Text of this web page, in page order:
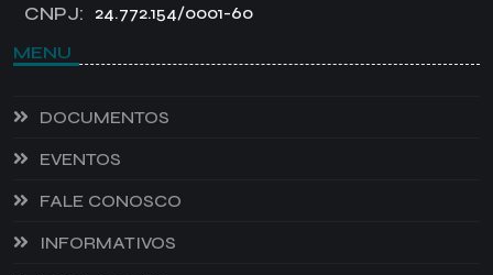
CNPJ: 24.772.154/0001-60
MENU
DOCUMENTOS
EVENTOS
FALE CONOSCO
INFORMATIVOS